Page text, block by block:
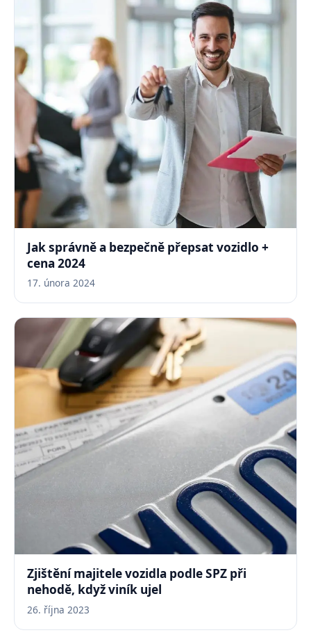
Jak správně a bezpečně přepsat vozidlo +
cena 2024
17. února 2024
Zjištění majitele vozidla podle SPZ při
nehodě, když viník ujel
26. října 2023